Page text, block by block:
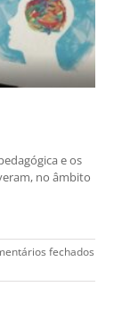
e os
no âmbito
fechados